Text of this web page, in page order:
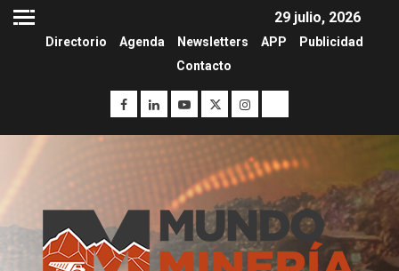
29 julio, 2026
Directorio Agenda Newsletters APP
Publicidad
Contacto